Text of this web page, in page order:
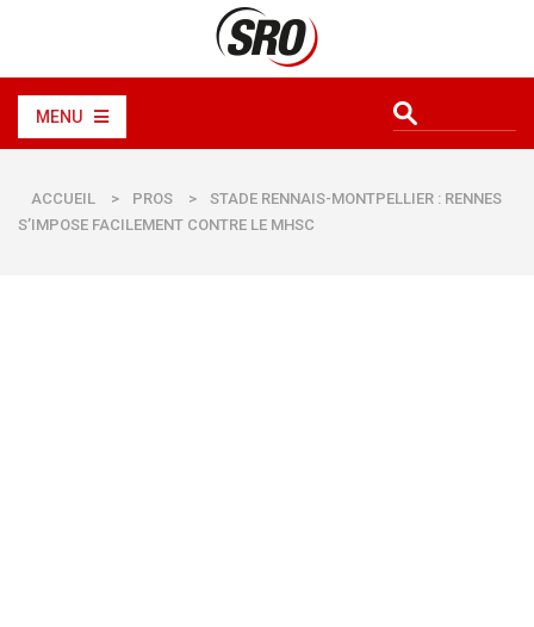
MENU
ACCUEIL > PROS >
STADE RENNAIS-MONTPELLIER : RENNES
S’IMPOSE FACILEMENT CONTRE LE MHSC